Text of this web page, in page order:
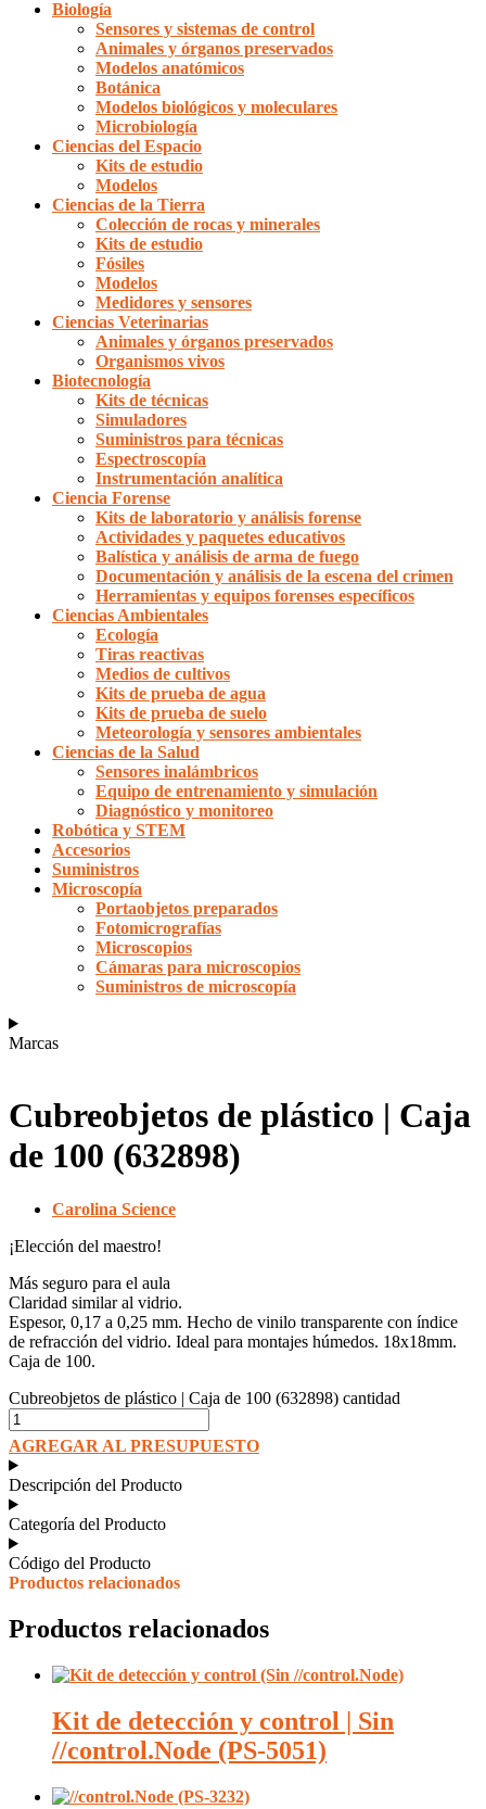
Biología
Sensores y sistemas de control
Animales y órganos preservados
Modelos anatómicos
Botánica
Modelos biológicos y moleculares
Microbiología
Ciencias del Espacio
Kits de estudio
Modelos
Ciencias de la Tierra
Colección de rocas y minerales
Kits de estudio
Fósiles
Modelos
Medidores y sensores
Ciencias Veterinarias
Animales y órganos preservados
Organismos vivos
Biotecnología
Kits de técnicas
Simuladores
Suministros para técnicas
Espectroscopía
Instrumentación analítica
Ciencia Forense
Kits de laboratorio y análisis forense
Actividades y paquetes educativos
Balística y análisis de arma de fuego
Documentación y análisis de la escena del crimen
Herramientas y equipos forenses específicos
Ciencias Ambientales
Ecología
Tiras reactivas
Medios de cultivos
Kits de prueba de agua
Kits de prueba de suelo
Meteorología y sensores ambientales
Ciencias de la Salud
Sensores inalámbricos
Equipo de entrenamiento y simulación
Diagnóstico y monitoreo
Robótica y STEM
Accesorios
Suministros
Microscopía
Portaobjetos preparados
Fotomicrografías
Microscopios
Cámaras para microscopios
Suministros de microscopía
Marcas
Cubreobjetos de plástico | Caja
de 100 (632898)
Carolina Science
¡Elección del maestro!
Más seguro para el aula
Claridad similar al vidrio.
Espesor, 0,17 a 0,25 mm. Hecho de vinilo transparente con índice
de refracción del vidrio. Ideal para montajes húmedos. 18x18mm.
Caja de 100.
Cubreobjetos de plástico | Caja de 100 (632898) cantidad
AGREGAR AL PRESUPUESTO
Descripción del Producto
Categoría del Producto
Código del Producto
Productos relacionados
Productos relacionados
Kit de detección y control | Sin
//control.Node (PS-5051)